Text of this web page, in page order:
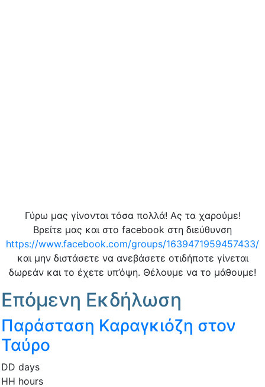
Γύρω μας γίνονται τόσα πολλά! Ας τα χαρούμε!
Βρείτε μας και στο facebook στη διεύθυνση
https://www.facebook.com/groups/1639471959457433/
και μην διστάσετε να ανεβάσετε οτιδήποτε γίνεται
δωρεάν και το έχετε υπ’όψη. Θέλουμε να το μάθουμε!
Επόμενη Εκδήλωση
Παράσταση Καραγκιόζη στον
Ταύρο
DD days
HH hours